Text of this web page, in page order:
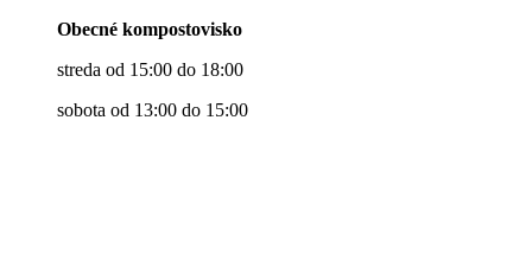
Obecné kompostovisko
streda od 15:00 do 18:00
sobota od 13:00 do 15:00